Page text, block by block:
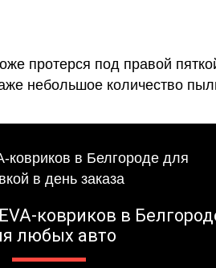
протерся под правой
небольшое количество
ковриков в
любых авто